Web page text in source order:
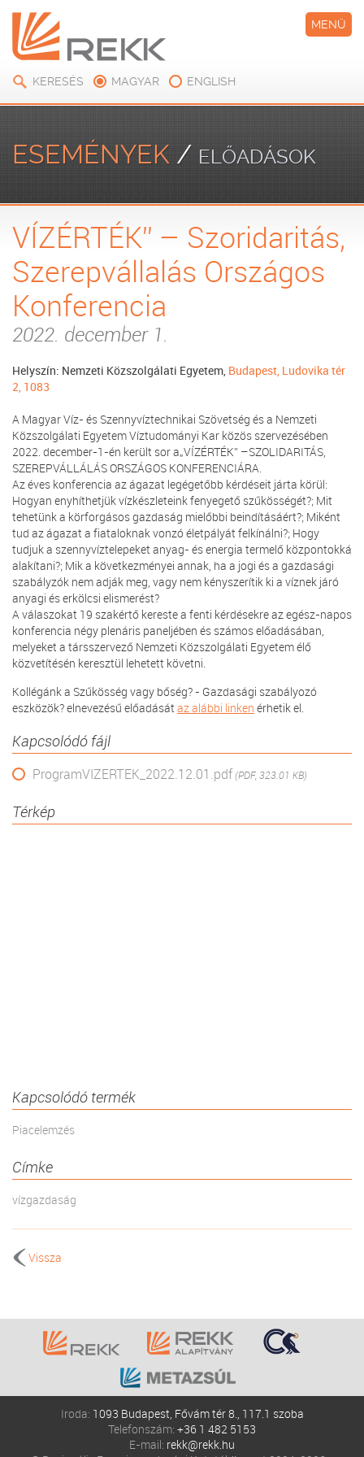
KERESÉS MAGYAR ENGLISH
MENÜ
ESEMÉNYEK / ELŐADÁSOK
VÍZÉRTÉK” – Szoridaritás,
Szerepvállalás Országos
Konferencia
2022. december 1.
Helyszín: Nemzeti Közszolgálati Egyetem, Budapest, Ludovika tér
2, 1083
A Magyar Víz- és Szennyvíztechnikai Szövetség és a Nemzeti
Közszolgálati Egyetem Víztudományi Kar közös szervezésében
2022. december-1-én került sor a„VÍZÉRTÉK” –SZOLIDARITÁS,
SZEREPVÁLLÁLÁS ORSZÁGOS KONFERENCIÁRA.
Az éves konferencia az ágazat legégetőbb kérdéseit járta körül:
Hogyan enyhíthetjük vízkészleteink fenyegető szűkösségét?; Mit
tehetünk a körforgásos gazdaság mielőbbi beindításáért?; Miként
tud az ágazat a fiataloknak vonzó életpályát felkínálni?; Hogy
tudjuk a szennyvíztelepeket anyag- és energia termelő központokká
alakítani?; Mik a következményei annak, ha a jogi és a gazdasági
szabályzók nem adják meg, vagy nem kényszerítik ki a víznek járó
anyagi és erkölcsi elismerést?
A válaszokat 19 szakértő kereste a fenti kérdésekre az egész-napos
konferencia négy plenáris paneljében és számos előadásában,
melyeket a társszervező Nemzeti Közszolgálati Egyetem élő
közvetítésén keresztül lehetett követni.
Kollégánk a Szűkösség vagy bőség? - Gazdasági szabályozó
eszközök? elnevezésű előadását az alábbi linken érhetik el.
Kapcsolódó fájl
ProgramVIZERTEK_2022.12.01.pdf(PDF, 323.01 KB)
Térkép
Kapcsolódó termék
Piacelemzés
Címke
vízgazdaság
Vissza
Iroda: 1093 Budapest, Fővám tér 8., 117.1 szoba
Telefonszám: +36 1 482 5153
E-mail: rekk@rekk.hu